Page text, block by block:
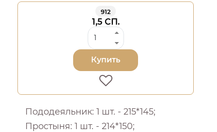
912
1,5 СП.
Купить
Пододеяльник: 1 шт. - 215*145;
Простыня: 1 шт. - 214*150;